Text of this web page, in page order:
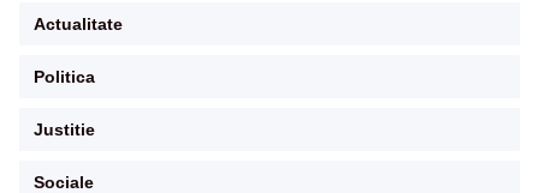
Actualitate
Politica
Justitie
Sociale